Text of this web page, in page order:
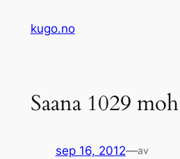
kugo.no
Saana 1029 moh
sep 16, 2012—av